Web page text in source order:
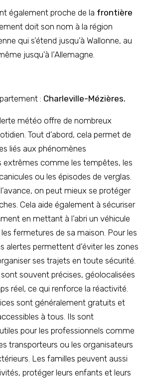
également proche de la frontière
doit son nom à la région
qui s’étend jusqu’à Wallonne, au
jusqu’à l’Allemagne.
: Charleville-Mézières.
météo offre de nombreux
Tout d’abord, cela permet de
liés aux phénomènes
comme les tempêtes, les
ou les épisodes de verglas.
on peut mieux se protéger
Cela aide également à sécuriser
en mettant à l’abri un véhicule
fermetures de sa maison. Pour les
alertes permettent d’éviter les zones
ses trajets en toute sécurité.
souvent précises, géolocalisées
réel, ce qui renforce la réactivité.
sont généralement gratuits et
à tous. Ils sont
pour les professionnels comme
transporteurs ou les organisateurs
Les familles peuvent aussi
protéger leurs enfants et leurs